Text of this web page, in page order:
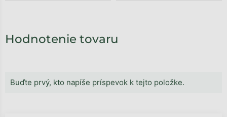
Hodnotenie tovaru
Buďte prvý, kto napíše príspevok k tejto položke.